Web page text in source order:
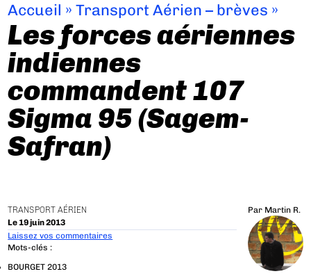
Accueil »Transport Aérien – brèves »
Les forces aériennes
indiennes
commandent 107
Sigma 95 (Sagem-
Safran)
TRANSPORT AÉRIEN
Le 19 juin 2013
Par Martin R.
Laissez vos commentaires
Mots-clés :
BOURGET 2013